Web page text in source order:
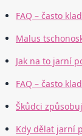
FAQ – často
Malus
Jak na to jarní
FAQ – často
Škůdci
Kdy dělat jarní